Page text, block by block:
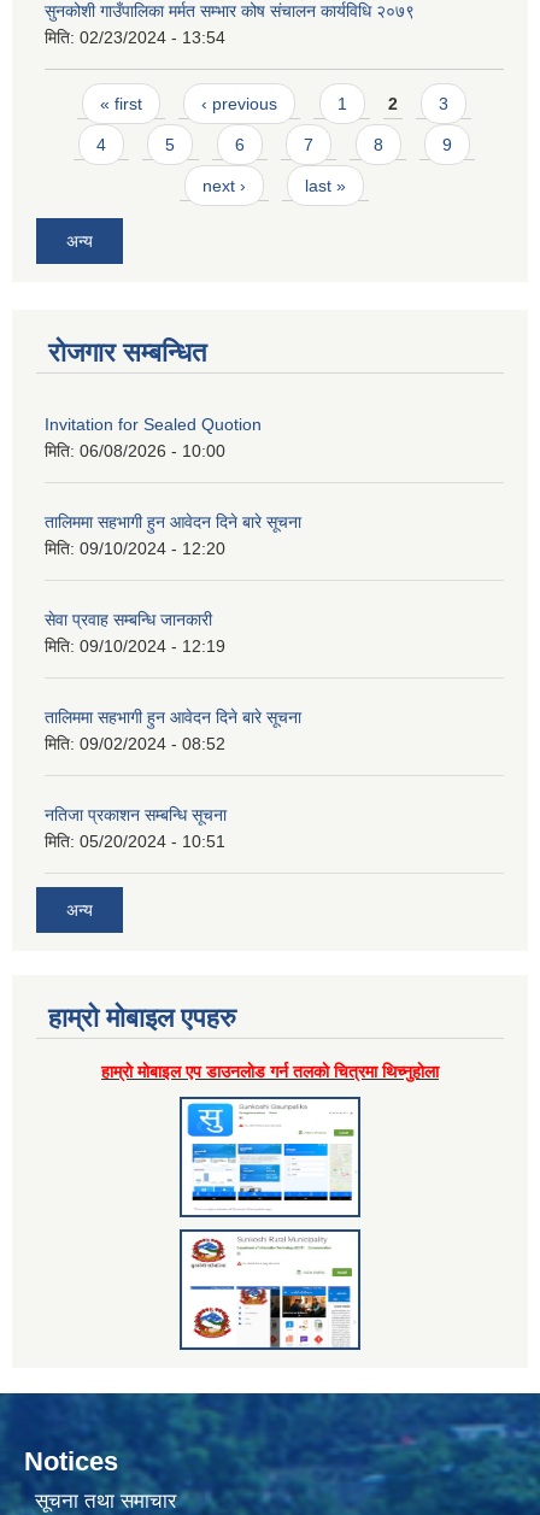
सुनकोशी गाउँपालिका मर्मत सम्भार कोष संचालन कार्यविधि २०७९
मिति: 02/23/2024 - 13:54
Pages
« first ‹ previous 1 2 3
4 5 6 7 8 9
next › last »
अन्य
रोजगार सम्बन्धित
Invitation for Sealed Quotion
मिति: 06/08/2026 - 10:00
तालिममा सहभागी हुन आवेदन दिने बारे सूचना
मिति: 09/10/2024 - 12:20
सेवा प्रवाह सम्बन्धि जानकारी
मिति: 09/10/2024 - 12:19
तालिममा सहभागी हुन आवेदन दिने बारे सूचना
मिति: 09/02/2024 - 08:52
नतिजा प्रकाशन सम्बन्धि सूचना
मिति: 05/20/2024 - 10:51
अन्य
हाम्राे माेबाइल एपहरु
हाम्राे माेबाइल एप डाउनलाेड गर्न तलकाे चित्रमा थिच्नुहाेला
Notices
सूचना तथा समाचार